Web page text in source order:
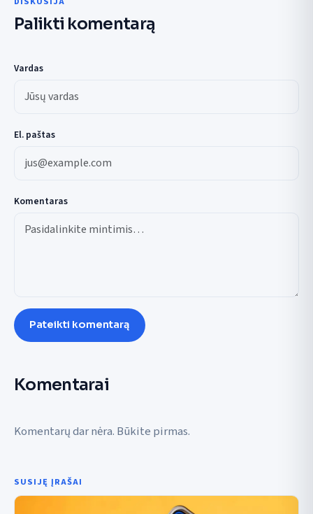
Palikti komentarą
Vardas
El. paštas
Komentaras
Pateikti komentarą
Komentarai
Komentarų dar nėra. Būkite pirmas.
SUSIJĘ ĮRAŠAI